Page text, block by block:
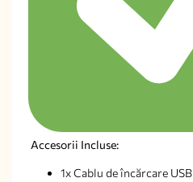
Accesorii Incluse:
1x Cablu de încărcare USB